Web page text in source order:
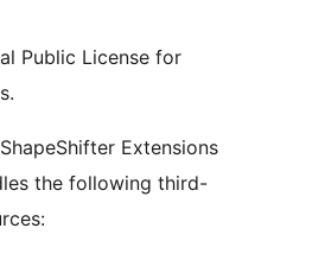
Public License for
Extensions
the following third-